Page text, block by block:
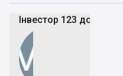
Інвестор 123 дома